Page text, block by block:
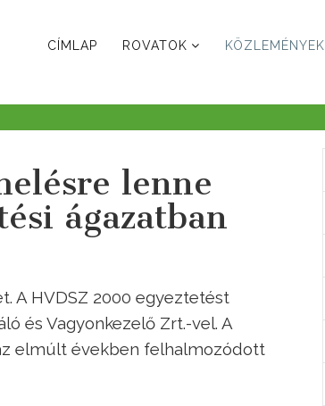
CÍMLAP ROVATOK KÖZLEMÉNYEK
lenne
ágazatban
. A HVDSZ 2000 egyeztetést
és Vagyonkezelő Zrt.-vel. A
elmúlt években felhalmozódott